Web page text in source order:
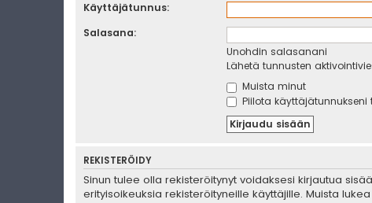
Käyttäjätunnus:
Salasana:
Unohdin salasanani
Lähetä tunnusten
Muista minut
Piilota käyttäjätunnukseni
REKISTERÖIDY
Sinun tulee olla rekisteröitynyt voidaksesi kirjautua
erityisoikeuksia rekisteröityneille käyttäjille. Muista